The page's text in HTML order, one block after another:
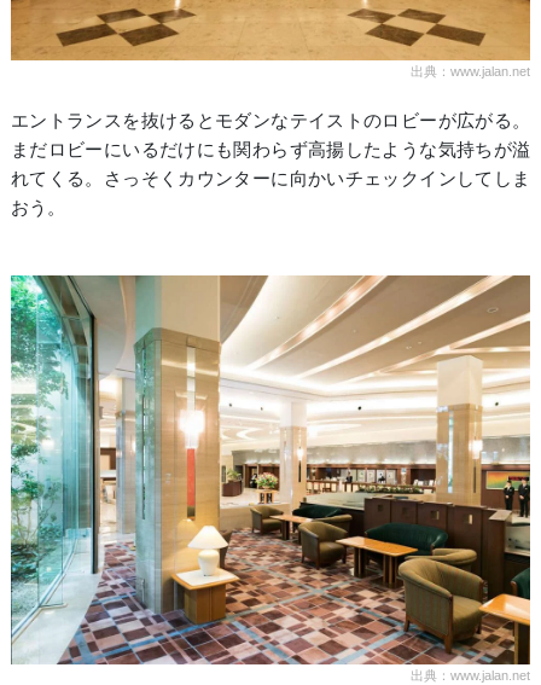
出典：www.jalan.net
エントランスを抜けるとモダンなテイストのロビーが広がる。
まだロビーにいるだけにも関わらず高揚したような気持ちが溢
れてくる。さっそくカウンターに向かいチェックインしてしま
おう。
出典：www.jalan.net